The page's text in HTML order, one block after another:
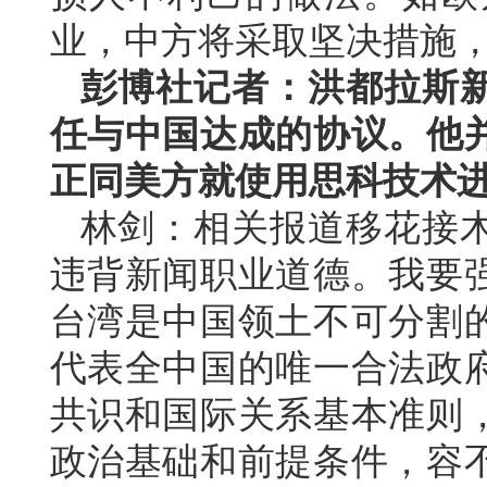
业，中方将采取坚决措施
彭博社记者：洪都拉斯
任与中国达成的协议。他
正同美方就使用思科技术
林剑：相关报道移花接
违背新闻职业道德。我要
台湾是中国领土不可分割
代表全中国的唯一合法政
共识和国际关系基本准则
政治基础和前提条件，容